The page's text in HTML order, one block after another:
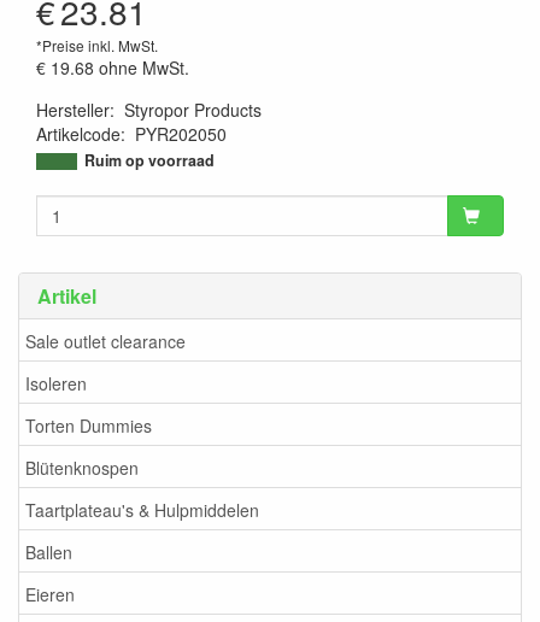
Artikel
Sale outlet clearance
Isoleren
Torten Dummies
Blütenknospen
Taartplateau's & Hulpmiddelen
Ballen
Eieren
€23.81
*Preise inkl. MwSt.
€ 19.68 ohne MwSt.
Hersteller: Styropor Products
Artikelcode: PYR202050
9504895821753
Ruim op voorraad